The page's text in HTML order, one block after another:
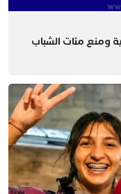
ومنع مئات الشباب